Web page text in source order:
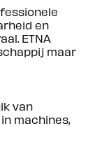
en
ETNA
maar
van
machines,